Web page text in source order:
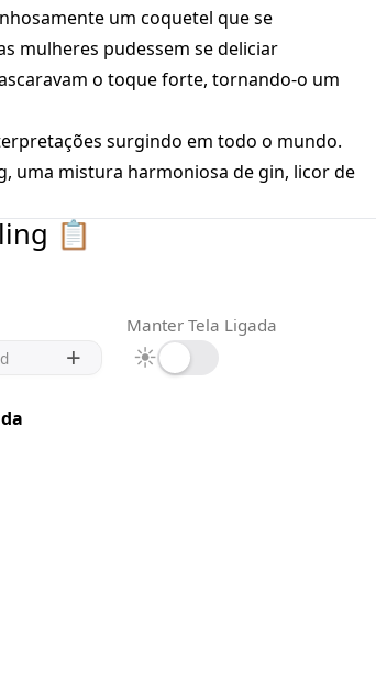
um coquetel que se
mulheres pudessem se deliciar
o toque forte, tornando-o um
surgindo em todo o mundo.
uma mistura harmoniosa de gin, licor de
📋
+
Manter Tela Ligada
☀